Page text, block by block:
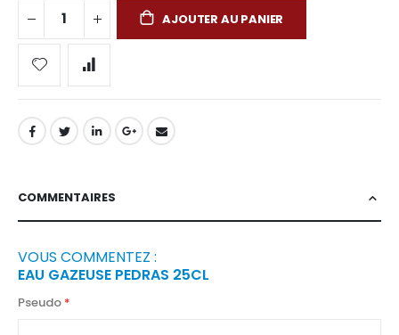
AJOUTER AU PANIER
COMMENTAIRES
VOUS COMMENTEZ :
EAU GAZEUSE PEDRAS 25CL
Pseudo